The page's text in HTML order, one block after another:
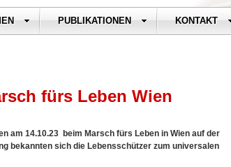
PUBLIKATIONEN KONTAKT
fürs Leben Wien
am 14.10.23 beim Marsch fürs Leben in Wien auf der
bekannten sich die Lebensschützer zum universalen